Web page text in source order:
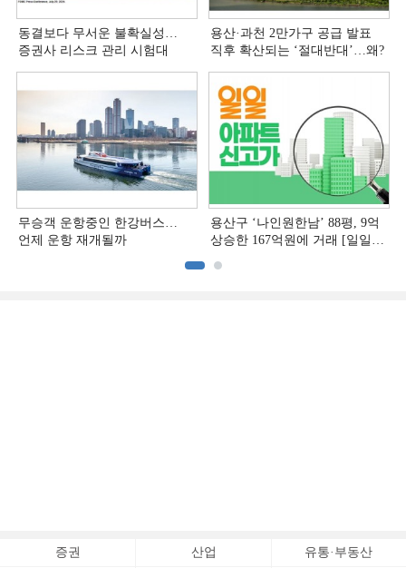
동결보다 무서운 불확실성…
증권사 리스크 관리 시험대
용산·과천 2만가구 공급 발표
직후 확산되는 ‘절대반대’…왜?
무승객 운항중인 한강버스…
언제 운항 재개될까
용산구 ‘나인원한남’ 88평, 9억
상승한 167억원에 거래 [일일
증권 산업 유통·부동산